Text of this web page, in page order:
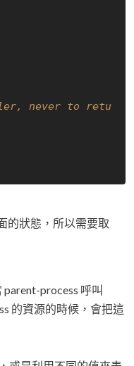
never to retu
的狀態，所以需要取
process 呼叫
的資源的時候，會把這